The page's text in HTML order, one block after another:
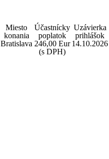
Miesto
konania
Účastnícky
poplatok
Uzávierka
prihlášok
Bratislava 246,00 Eur
(s DPH)
14.10.2026